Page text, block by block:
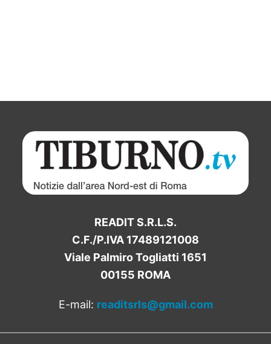
READIT S.R.L.S.
C.F./P.IVA 17489121008
Viale Palmiro Togliatti 1651
00155 ROMA
E-mail: readitsrls@gmail.com